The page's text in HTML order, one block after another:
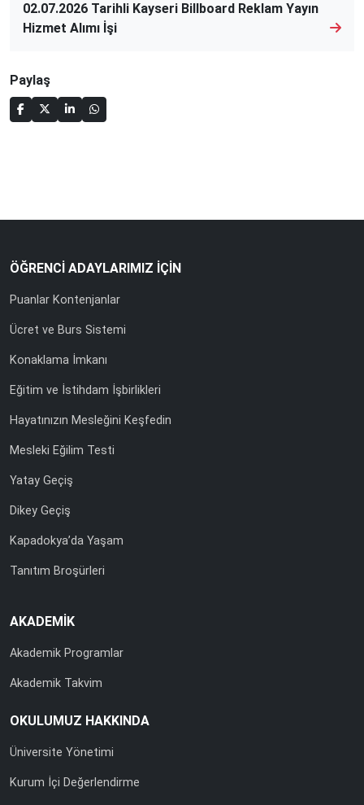
02.07.2026 Tarihli Kayseri Billboard Reklam Yayın
Hizmet Alımı İşi
Paylaş
ÖĞRENCİ ADAYLARIMIZ İÇİN
Puanlar Kontenjanlar
Ücret ve Burs Sistemi
Konaklama İmkanı
Eğitim ve İstihdam İşbirlikleri
Hayatınızın Mesleğini Keşfedin
Mesleki Eğilim Testi
Yatay Geçiş
Dikey Geçiş
Kapadokya’da Yaşam
Tanıtım Broşürleri
AKADEMİK
Akademik Programlar
Akademik Takvim
OKULUMUZ HAKKINDA
Üniversite Yönetimi
Kurum İçi Değerlendirme